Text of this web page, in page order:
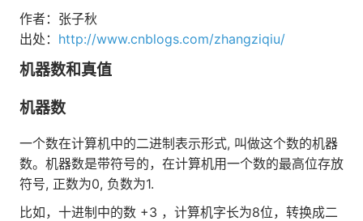
作者：张子秋
出处： http://www.cnblogs.com/zhangziqiu/
机器数和真值
机器数
一个数在计算机中的二进制表示形式, 叫做这个数的机器
数。机器数是带符号的，在计算机用一个数的最高位存放
符号, 正数为0, 负数为1.
比如，十进制中的数 +3 ，计算机字长为8位，转换成二